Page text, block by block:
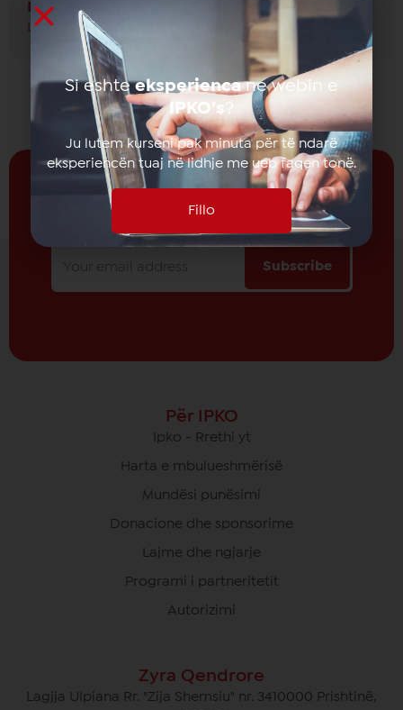
FTESË PËR OFERTIM
Lexo më shumë
Prano të rejat ngaIPKO
Subscribe
Për IPKO
Ipko - Rrethi yt
Harta e mbulueshmërisë
Mundësi punësimi
Donacione dhe sponsorime
Lajme dhe ngjarje
Programi i partneritetit
Autorizimi
Zyra Qendrore
Lagjja Ulpiana Rr. "Zija Shemsiu" nr. 3410000 Prishtinë,
Si eshteeksperiencane webin e
IPKO’s?
Ju lutem kurseni pak minuta për të ndarë
eksperiencën tuaj në lidhje me ueb faqen tonë.
Fillo